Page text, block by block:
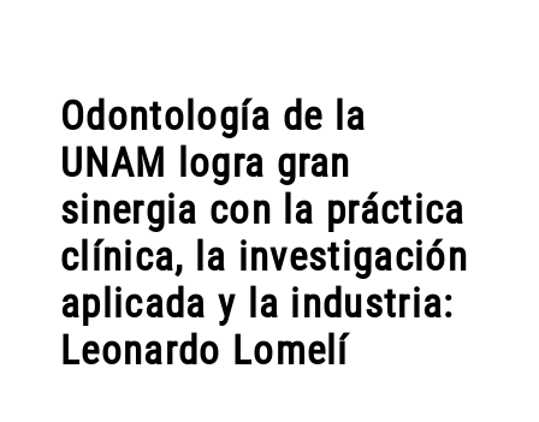
Odontología de la
UNAM logra gran
sinergia con la práctica
clínica, la investigación
aplicada y la industria:
Leonardo Lomelí